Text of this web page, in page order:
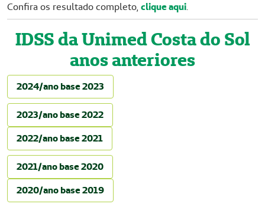
Confira os resultado completo, clique aqui.
IDSS da Unimed Costa do Sol
anos anteriores
2024/ano base 2023
2023/ano base 2022
2022/ano base 2021
2021/ano base 2020
2020/ano base 2019